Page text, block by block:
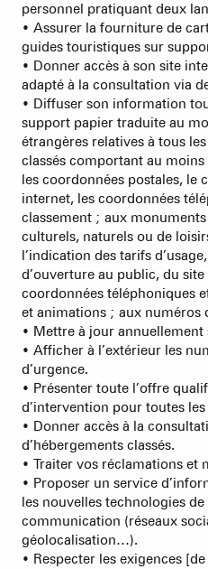
personnel pratiquant deux
• Assurer la fourniture de
guides touristiques sur
• Donner accès à son site
adapté à la consultation via
• Diffuser son information
support papier traduite au
étrangères relatives à tous
classés comportant au
les coordonnées postales, le
internet, les coordonnées
classement ; aux
culturels, naturels ou de
l’indication des tarifs
d’ouverture au public, du
coordonnées téléphoniques
et animations ; aux numéros
• Mettre à jour
• Afficher à l’extérieur les
d’urgence.
• Présenter toute l’offre
d’intervention pour toutes
• Donner accès à la
d’hébergements classés.
• Traiter vos réclamations et
• Proposer un service
les nouvelles technologies
communication (réseaux
géolocalisation…).
• Respecter les exigences